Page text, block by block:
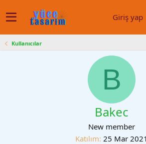
Giriş yap
Kullanıcılar
B
Bakec
New member
Katılım 25 Mar 2021